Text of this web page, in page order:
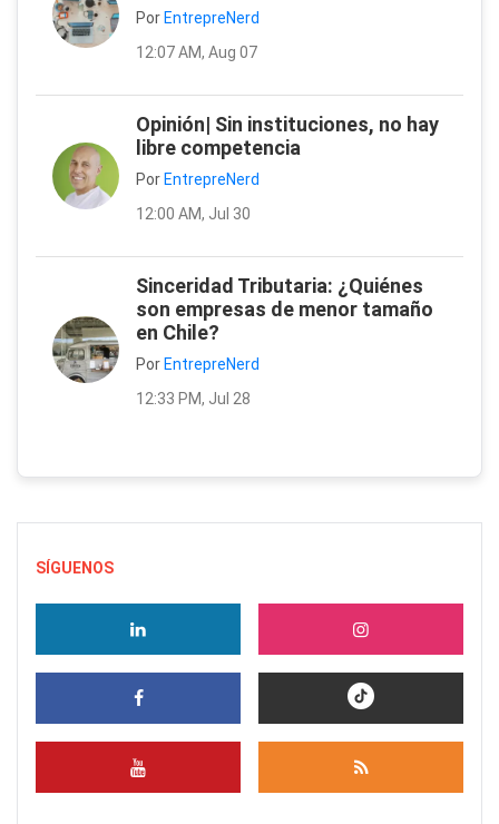
Por EntrepreNerd
12:07 AM, Aug 07
Opinión| Sin instituciones, no hay
libre competencia
Por EntrepreNerd
12:00 AM, Jul 30
Sinceridad Tributaria: ¿Quiénes
son empresas de menor tamaño
en Chile?
Por EntrepreNerd
12:33 PM, Jul 28
SÍGUENOS